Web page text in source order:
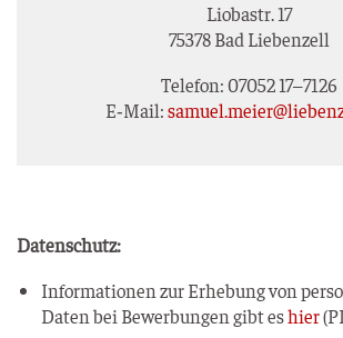
Lio­bastr. 17
75378 Bad Liebenzell
Tele­fon: 07052 17–7126
E‑Mail:
Daten­schutz:
Infor­ma­tio­nen zur Erhe­bung von
Daten bei Bewer­bun­gen gibt eshier